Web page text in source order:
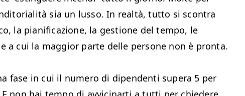
sia un lus­so. In realtà, tut­to si scon­tra
la piani­fi­cazione, la ges­tione del tem­po, le
a cui la mag­gior parte delle per­sone non è pronta.
fase in cui il numero di dipen­den­ti supera 5 per